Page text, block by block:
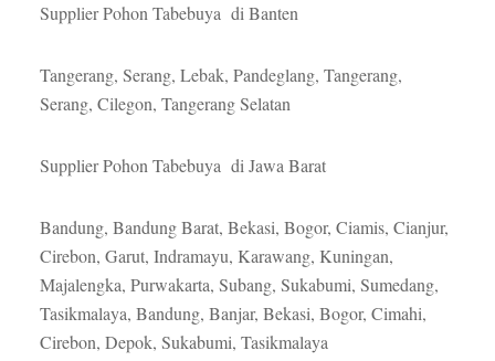
Supplier Pohon Tabebuya di Banten
Tangerang, Serang, Lebak, Pandeglang, Tangerang,
Serang, Cilegon, Tangerang Selatan
Supplier Pohon Tabebuya di Jawa Barat
Bandung, Bandung Barat, Bekasi, Bogor, Ciamis, Cianjur,
Cirebon, Garut, Indramayu, Karawang, Kuningan,
Majalengka, Purwakarta, Subang, Sukabumi, Sumedang,
Tasikmalaya, Bandung, Banjar, Bekasi, Bogor, Cimahi,
Cirebon, Depok, Sukabumi, Tasikmalaya